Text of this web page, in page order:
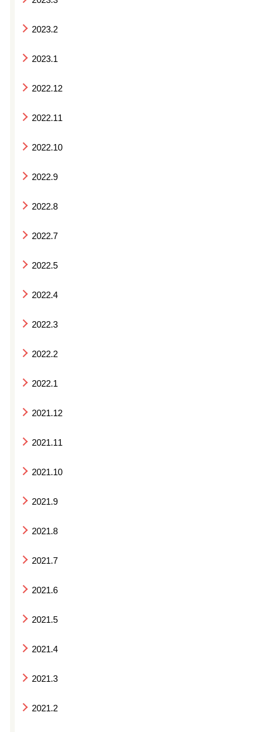
2023.2
2023.1
2022.12
2022.11
2022.10
2022.9
2022.8
2022.7
2022.5
2022.4
2022.3
2022.2
2022.1
2021.12
2021.11
2021.10
2021.9
2021.8
2021.7
2021.6
2021.5
2021.4
2021.3
2021.2